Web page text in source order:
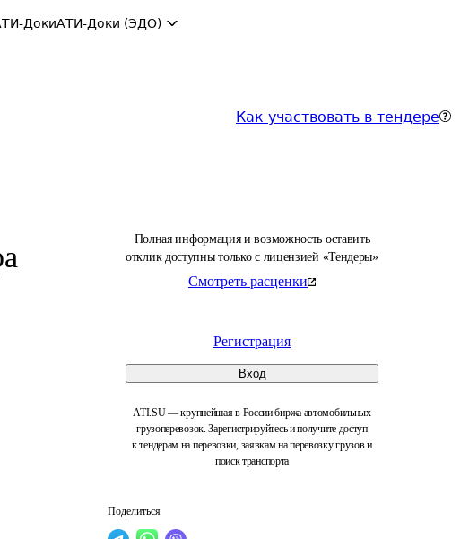
ДокиАТИ-Доки (ЭДО)
Как участвовать в тендере
Полная информация и возможность оставить
отклик доступны только с лицензией «Тендеры»
Смотреть расценки
Регистрация
Вход
ATI.SU — крупнейшая в России биржа автомобильных
грузоперевозок. Зарегистрируйтесь и получите доступ
к тендерам на перевозки, заявкам на перевозку грузов и
поиск транспорта
Поделиться